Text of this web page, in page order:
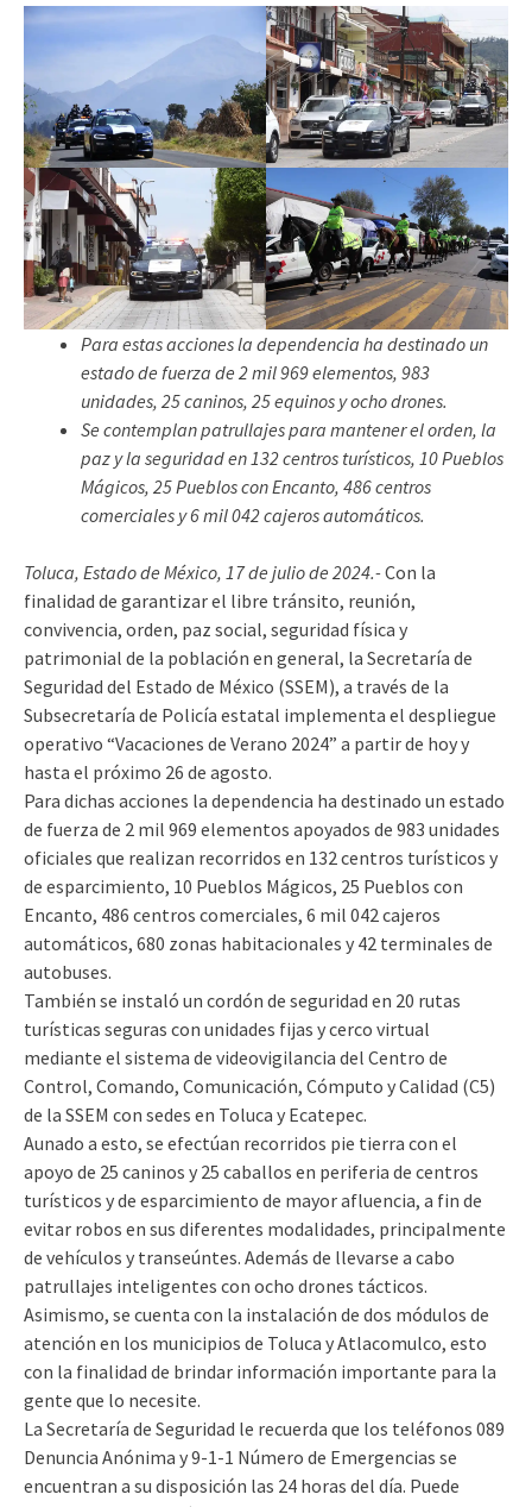
Para estas acciones la dependencia ha destinado un
estado de fuerza de 2 mil 969 elementos, 983
unidades, 25 caninos, 25 equinos y ocho drones.
Se contemplan patrullajes para mantener el orden, la
paz y la seguridad en 132 centros turísticos, 10 Pueblos
Mágicos, 25 Pueblos con Encanto, 486 centros
comerciales y 6 mil 042 cajeros automáticos.
Toluca, Estado de México, 17 de julio de 2024.-Con la
finalidad de garantizar el libre tránsito, reunión,
convivencia, orden, paz social, seguridad física y
patrimonial de la población en general, la Secretaría de
Seguridad del Estado de México (SSEM), a través de la
Subsecretaría de Policía estatal implementa el despliegue
operativo “Vacaciones de Verano 2024” a partir de hoy y
hasta el próximo 26 de agosto.
Para dichas acciones la dependencia ha destinado un estado
de fuerza de 2 mil 969 elementos apoyados de 983 unidades
oficiales que realizan recorridos en 132 centros turísticos y
de esparcimiento, 10 Pueblos Mágicos, 25 Pueblos con
Encanto, 486 centros comerciales, 6 mil 042 cajeros
automáticos, 680 zonas habitacionales y 42 terminales de
autobuses.
También se instaló un cordón de seguridad en 20 rutas
turísticas seguras con unidades fijas y cerco virtual
mediante el sistema de videovigilancia del Centro de
Control, Comando, Comunicación, Cómputo y Calidad (C5)
de la SSEM con sedes en Toluca y Ecatepec.
Aunado a esto, se efectúan recorridos pie tierra con el
apoyo de 25 caninos y 25 caballos en periferia de centros
turísticos y de esparcimiento de mayor afluencia, a fin de
evitar robos en sus diferentes modalidades, principalmente
de vehículos y transeúntes. Además de llevarse a cabo
patrullajes inteligentes con ocho drones tácticos.
Asimismo, se cuenta con la instalación de dos módulos de
atención en los municipios de Toluca y Atlacomulco, esto
con la finalidad de brindar información importante para la
gente que lo necesite.
La Secretaría de Seguridad le recuerda que los teléfonos 089
Denuncia Anónima y 9-1-1 Número de Emergencias se
encuentran a su disposición las 24 horas del día. Puede